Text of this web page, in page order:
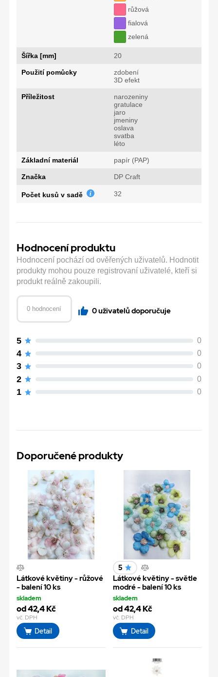
růžová
fialová
zelená
Šířka [mm] 20
Použití pomůcky
zdobení
3D efekt
Příležitost
narozeniny
gratulace
jaro
jmeniny
oslava
svatba
léto
Základní materiál papír (PAP)
Značka DP Craft
Počet kusů v sadě 32
Hodnocení produktu
Hodnocení pochází od ověřených uživatelů. Hodnotit
produkty mohou pouze registrovaní uživatelé, kteří si
produkt reálně zakoupili.
0 hodnocení 0 uživatelů doporučuje
5 0
4 0
3 0
2 0
1 0
Doporučené produkty
Látkové květiny - růžové
- balení 10 ks
skladem
od 42,4 Kč
vč. DPH
Detail
5
Látkové květiny - světle
modré - balení 10 ks
skladem
od 42,4 Kč
vč. DPH
Detail